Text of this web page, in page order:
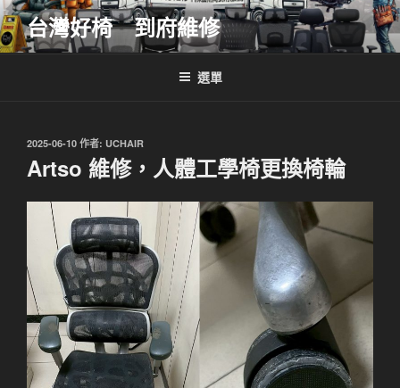
跳
至
主
台灣好椅 到府維修
選單
發
佈
於
2025-06-10 作者: UCHAIR
Artso 維修，人體工學椅更換椅輪